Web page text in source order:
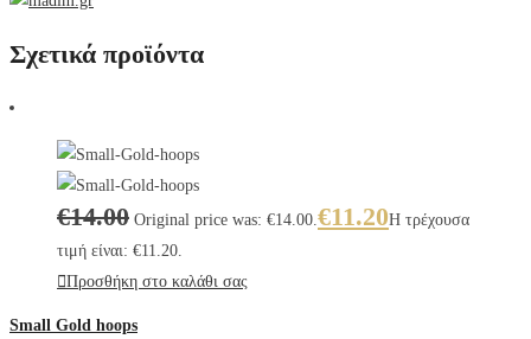
Σχετικά προϊόντα
€14.00 Original price was: €14.00. €11.20Η τρέχουσα
τιμή είναι: €11.20.
Προσθήκη στο καλάθι σας
Small Gold hoops